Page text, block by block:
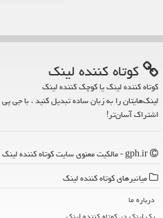
كوتاه كننده لینك
کوتاه کننده لینک یا کوچک کننده لینک
لینک‌هایتان را به زبان ساده تبدیل کنید ، با جی
اشتراک آسان‌تر!
میانبرهای كوتاه كننده لینك
درباره ما